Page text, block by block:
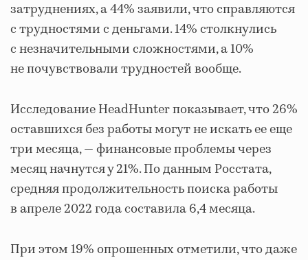
затруднениях, а 44% заявили, что справляются
с трудностями с деньгами. 14% столкнулись
с незначительными сложностями, а 10%
не почувствовали трудностей вообще.
Исследование HeadHunter показывает, что 26%
оставшихся без работы могут не искать ее еще
три месяца, — финансовые проблемы через
месяц начнутся у 21%. По данным Росстата,
средняя продолжительность поиска работы
в апреле 2022 года составила 6,4 месяца.
При этом 19% опрошенных отметили, что даже